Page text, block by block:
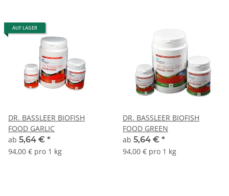
AUF LAGER
DR. BASSLEER BIOFISH
FOOD GARLIC
ab 5,64 € *
94,00 € pro 1 kg
DR. BASSLEER BIOFISH
FOOD GREEN
ab 5,64 € *
94,00 € pro 1 kg